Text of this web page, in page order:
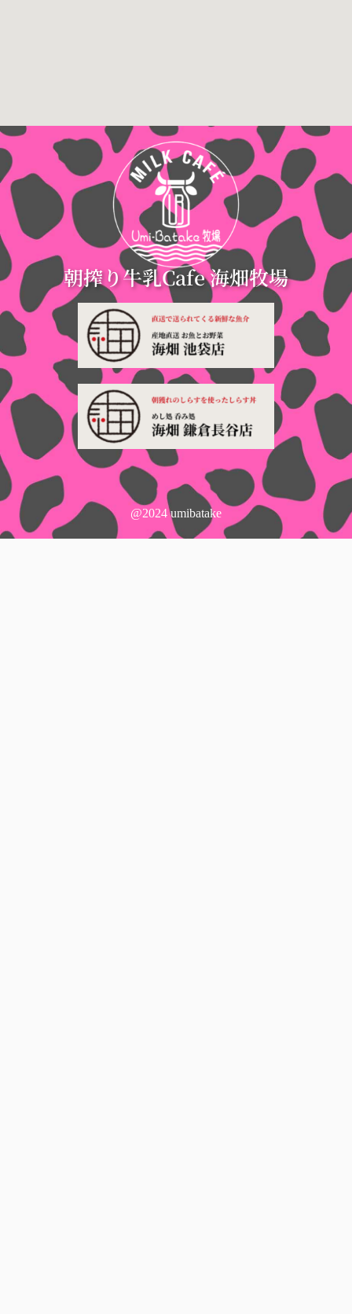
朝搾り牛乳Cafe 海畑牧場
@2024 umibatake